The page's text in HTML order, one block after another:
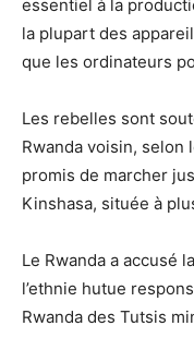
essentiel à la
la plupart des
que les ordinateurs
Les rebelles sont
Rwanda voisin, selon
promis de marcher
Kinshasa, située à
Le Rwanda a accusé
l’ethnie hutue
Rwanda des Tutsis